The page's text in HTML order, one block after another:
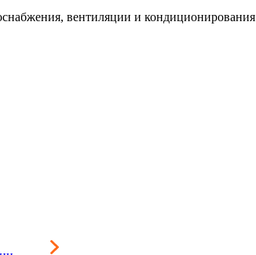
вентиляции и кондиционирования